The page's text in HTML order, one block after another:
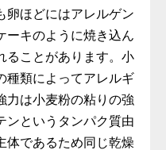
卵ほどにはアレルゲン
ーキのように焼き込ん
ることがあります。小
種類によってアレルギ
力は小麦粉の粘りの強
ンというタンパク質由
体であるため同じ乾燥